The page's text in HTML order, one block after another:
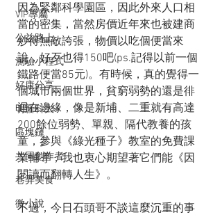
VIP專屬
公益路上
測驗小程式
好康分享
明新科大
區塊鏈
共同創作者
巷弄美食
微小說
因為緊鄰科學園區，因此外來人口相
當的密集，當然房價近年來也被建商
炒得無敵誇張，物價以吃個便當來
說，好歹也得150吧(ps.記得以前一個
鐵路便當85元)。有時候，真的覺得一
個城市兩個世界，貧窮弱勢的還是徘
迴在邊緣，像是新埔、二重就有高達
200餘位弱勢、單親、隔代教養的孩
童，參與《綠光種子》教室的免費課
業輔導，我也衷心期望著它們能《因
閱讀而翻轉人生》。
不過，今日石頭哥不談這麼沉重的事